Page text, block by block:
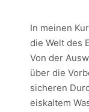
In meinen
die Welt des
Von der
über die
sicheren
eiskaltem